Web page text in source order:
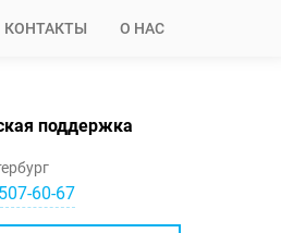
КОНТАКТЫ О НАС
поддержка
60-67